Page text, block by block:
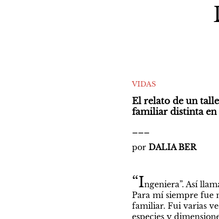
VIDAS
El relato de un
familiar distinta en
por DALIA BER
“Ingeniera”. Así
Para mí siempre fue
familiar. Fui varias
especies y